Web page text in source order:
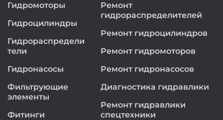
Гидромоторы
Гидроцилиндры
Гидрораспредели
тели
Гидронасосы
Фильтрующие
элементы
Фитинги
Ремонт
гидрораспределителей
Ремонт гидроцилиндров
Ремонт гидромоторов
Ремонт гидронасосов
Диагностика гидравлики
Ремонт гидравлики
спецтехники